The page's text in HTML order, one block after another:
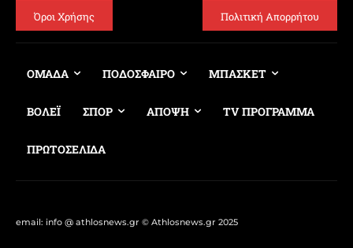
Όροι Χρήσης Πολιτική Απορρήτου
ΟΜΑΔΑ ΠΟΔΟΣΦΑΙΡΟ ΜΠΑΣΚΕΤ
ΒΟΛΕΪ ΣΠΟΡ ΑΠΟΨΗ TV ΠΡΟΓΡΑΜΜΑ
ΠΡΩΤΟΣΕΛΙΔΑ
email: info @ athlosnews.gr © Athlosnews.gr 2025